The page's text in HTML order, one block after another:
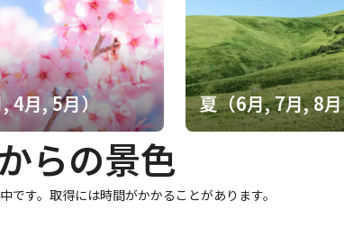
4月, 5月） 夏（6月, 7月, 8
らの景色
です。取得には時間がかかることがあります。